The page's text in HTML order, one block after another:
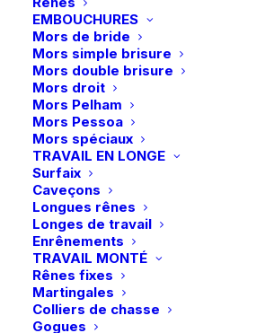
EMBOUCHURES
Mors de bride
Mors simple brisure
Mors double brisure
Mors droit
Mors Pelham
Mors Pessoa
Mors spéciaux
TRAVAIL EN LONGE
Surfaix
Caveçons
Longues rênes
Longes de travail
Enrênements
TRAVAIL MONTÉ
Rênes fixes
Martingales
Colliers de chasse
Gogues
Effacer
quantité
de
Eskadron
|
Bonnet
anti-
mouches
DynAir
Mesh
Jewel
Platinum
26
Livraison gratuite à partir de 99 euros
Échange gratuit pendant 14 jours
Retrait gratuit en magasin
Paiement rapide et sécurisé
Description